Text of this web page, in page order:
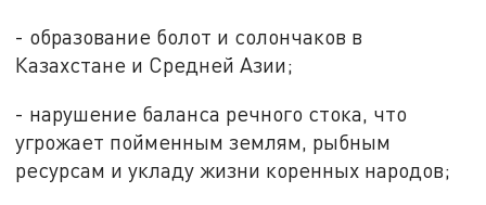
- образование болот и солончаков в
Казахстане и Средней Азии;
- нарушение баланса речного стока, что
угрожает пойменным землям, рыбным
ресурсам и укладу жизни коренных народов;